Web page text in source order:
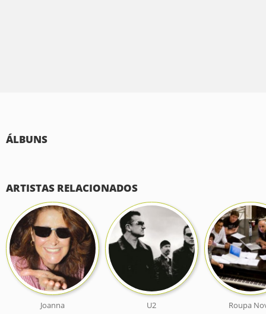
ÁLBUNS
ARTISTAS RELACIONADOS
Joanna U2 Roupa